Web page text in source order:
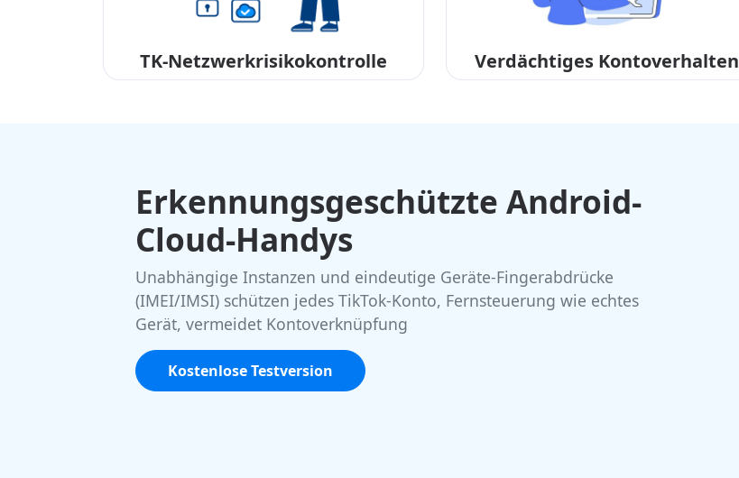
TK-Netzwerkrisikokontrolle Verdächtiges Kontoverhalten
Erkennungsgeschützte Android-
Cloud-Handys
Unabhängige Instanzen und eindeutige Geräte-Fingerabdrücke
(IMEI/IMSI) schützen jedes TikTok-Konto, Fernsteuerung wie echtes
Gerät, vermeidet Kontoverknüpfung
Kostenlose Testversion